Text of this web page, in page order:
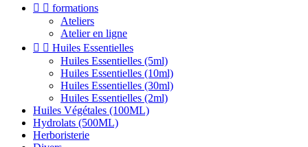
  formations
Ateliers
Atelier en ligne
  Huiles Essentielles
Huiles Essentielles (5ml)
Huiles Essentielles (10ml)
Huiles Essentielles (30ml)
Huiles Essentielles (2ml)
Huiles Végétales (100ML)
Hydrolats (500ML)
Herboristerie